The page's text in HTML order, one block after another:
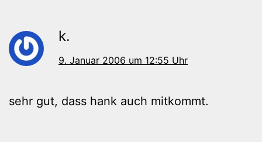
k.
9. Januar 2006 um 12:55 Uhr
sehr gut, dass hank auch mitkommt.